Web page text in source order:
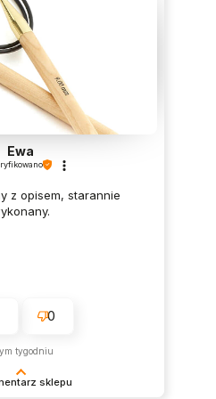
sklepu
Ewa
z opisem, starannie
0
tygodniu